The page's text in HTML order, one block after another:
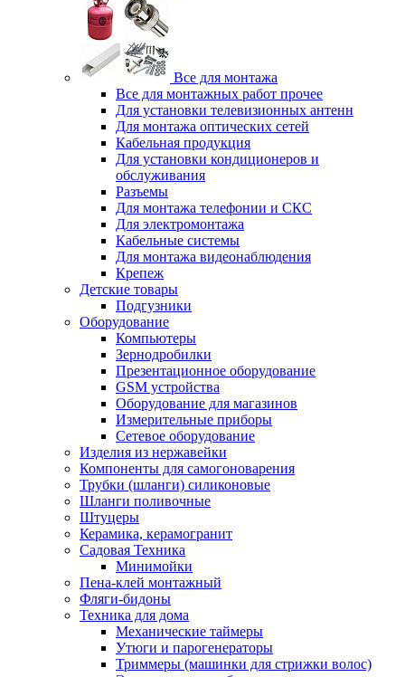
Все для монтажа
Все для монтажных работ прочее
Для установки телевизионных антенн
Для монтажа оптических сетей
Кабельная продукция
Для установки кондиционеров и
обслуживания
Разъемы
Для монтажа телефонии и СКС
Для электромонтажа
Кабельные системы
Для монтажа видеонаблюдения
Крепеж
Детские товары
Подгузники
Оборудование
Компьютеры
Зернодробилки
Презентационное оборудование
GSM устройства
Оборудование для магазинов
Измерительные приборы
Сетевое оборудование
Изделия из нержавейки
Компоненты для самогоноварения
Трубки (шланги) силиконовые
Шланги поливочные
Штуцеры
Керамика, керамогранит
Садовая Техника
Минимойки
Пена-клей монтажный
Фляги-бидоны
Техника для дома
Механические таймеры
Утюги и парогенераторы
Триммеры (машинки для стрижки волос)